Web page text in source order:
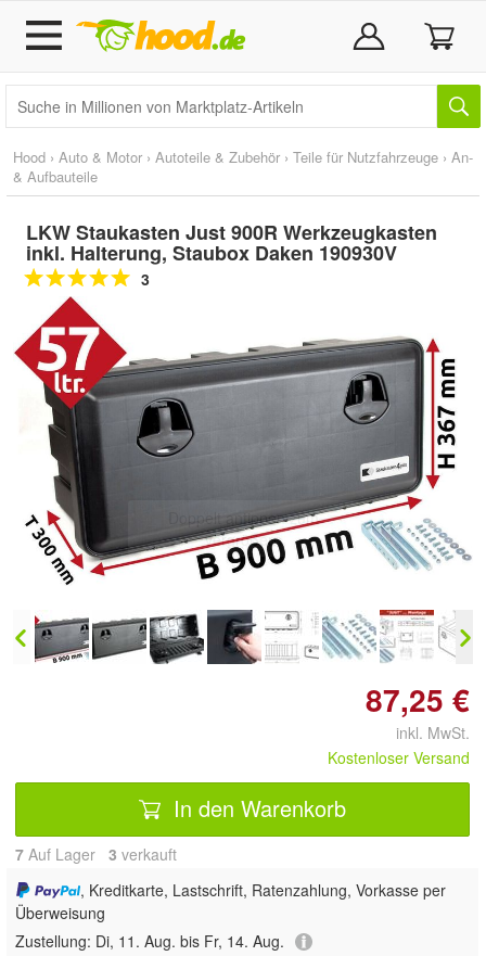
Hood › Auto & Motor › Autoteile & Zubehör › Teile für Nutzfahrzeuge › An-
& Aufbauteile
LKW Staukasten Just 900R Werkzeugkasten
inkl. Halterung, Staubox Daken 190930V
3
Doppelt antippen zum
vergrößern
87,25 €
inkl. MwSt.
Kostenloser Versand
In den Warenkorb
7 Auf Lager 3 verkauft
, Kreditkarte, Lastschrift, Ratenzahlung, Vorkasse per
Überweisung
Zustellung: Di, 11. Aug. bis Fr, 14. Aug.